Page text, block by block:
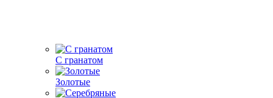
С гранатом
Золотые